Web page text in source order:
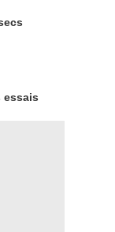
essais